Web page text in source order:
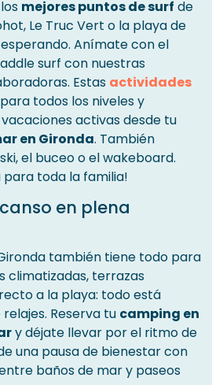
mejores puntos de surf de
Le Truc Vert o la playa de
Anímate con el
surf con nuestras
Estas actividades
todos los niveles y
activas desde tu
en Gironda. También
el buceo o el wakeboard.
para toda la familia!
en plena
también tiene todo para
climatizadas, terrazas
a la playa: todo está
Reserva tu camping en
y déjate llevar por el ritmo de
una pausa de bienestar con
baños de mar y paseos